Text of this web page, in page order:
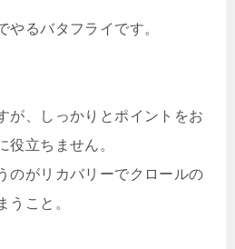
やるバタフライです。
が、しっかりとポイントをお
役立ちません。
のがリカバリーでクロールの
うこと。